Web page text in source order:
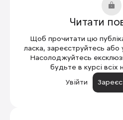
Читати
Щоб прочитати цю
ласка, зареєструйтесь або
Насолоджуйтесь
будьте в курсі всіх
Увійти